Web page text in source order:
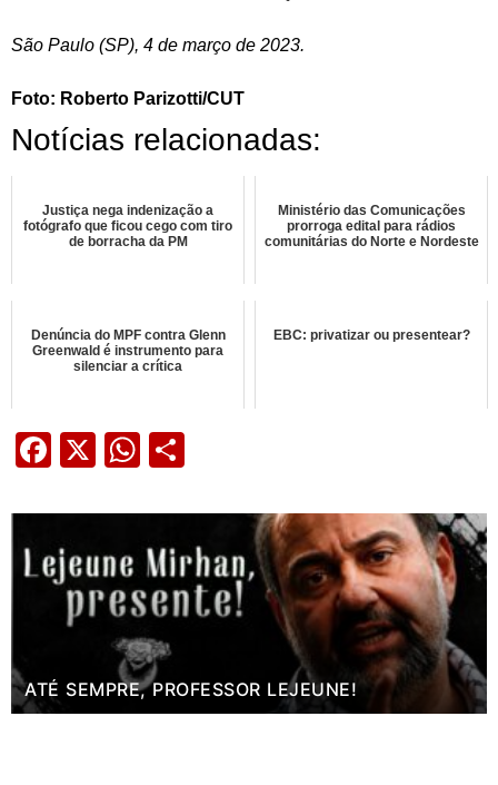
São Paulo (SP), 4 de março de 2023.
Foto: Roberto Parizotti/CUT
Notícias relacionadas:
Justiça nega indenização a
fotógrafo que ficou cego com tiro
de borracha da PM
Ministério das Comunicações
prorroga edital para rádios
comunitárias do Norte e Nordeste
Denúncia do MPF contra Glenn
Greenwald é instrumento para
silenciar a crítica
EBC: privatizar ou presentear?
Facebook
X WhatsApp
ATÉ SEMPRE, PROFESSOR LEJEUNE!